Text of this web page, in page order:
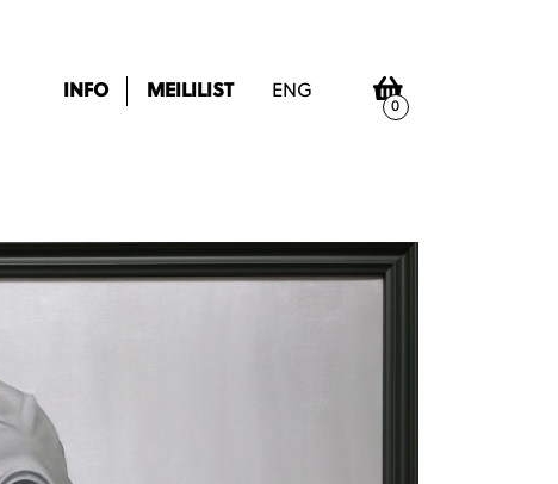
INFO MEILILIST ENG
0